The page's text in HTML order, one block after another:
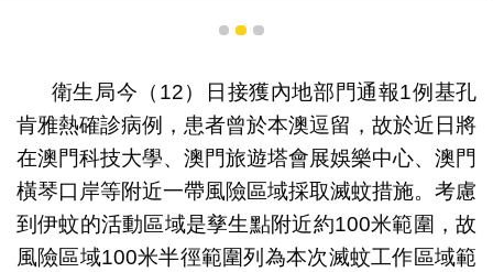
1 2 3
衛生局今（12）日接獲內地部門通報1例基孔
肯雅熱確診病例，患者曾於本澳逗留，故於近日將
在澳門科技大學、澳門旅遊塔會展娛樂中心、澳門
橫琴口岸等附近一帶風險區域採取滅蚊措施。考慮
到伊蚊的活動區域是孳生點附近約100米範圍，故
風險區域100米半徑範圍列為本次滅蚊工作區域範